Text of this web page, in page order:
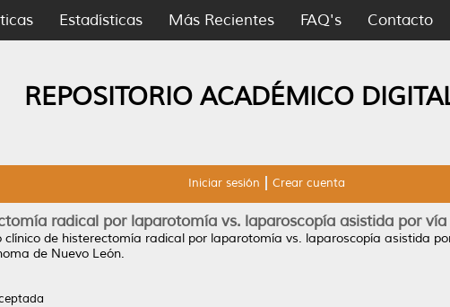
Estadísticas Más Recientes FAQ's Contacto
REPOSITORIO ACADÉMICO
Iniciar sesión Crear cuenta
radical por laparotomía vs. laparoscopía asistida por
clínico de histerectomía radical por laparotomía vs. laparoscopía asistida
de Nuevo León.